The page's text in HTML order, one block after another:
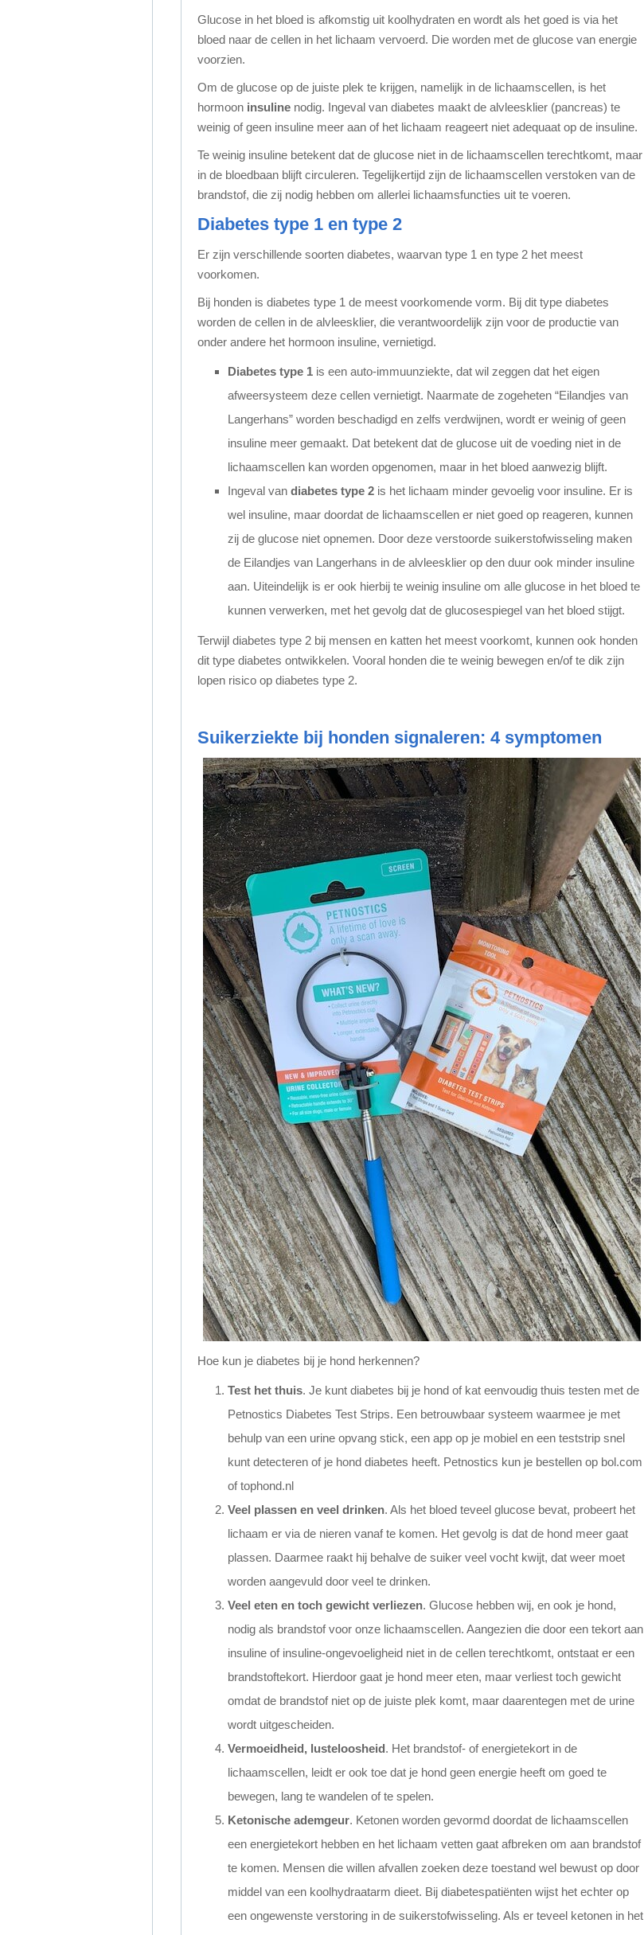
Glucose in het bloed is afkomstig uit koolhydraten en wordt als het goed is via het
bloed naar de cellen in het lichaam vervoerd. Die worden met de glucose van energie
voorzien.
Om de glucose op de juiste plek te krijgen, namelijk in de lichaamscellen, is het
hormoon insuline nodig. Ingeval van diabetes maakt de alvleesklier (pancreas) te
weinig of geen insuline meer aan of het lichaam reageert niet adequaat op de insuline.
Te weinig insuline betekent dat de glucose niet in de lichaamscellen terechtkomt, maar
in de bloedbaan blijft circuleren. Tegelijkertijd zijn de lichaamscellen verstoken van de
brandstof, die zij nodig hebben om allerlei lichaamsfuncties uit te voeren.
Diabetes type 1 en type 2
Er zijn verschillende soorten diabetes, waarvan type 1 en type 2 het meest
voorkomen.
Bij honden is diabetes type 1 de meest voorkomende vorm. Bij dit type diabetes
worden de cellen in de alvleesklier, die verantwoordelijk zijn voor de productie van
onder andere het hormoon insuline, vernietigd.
Diabetes type 1is een auto-immuunziekte, dat wil zeggen dat het eigen
afweersysteem deze cellen vernietigt. Naarmate de zogeheten “Eilandjes van
Langerhans” worden beschadigd en zelfs verdwijnen, wordt er weinig of geen
insuline meer gemaakt. Dat betekent dat de glucose uit de voeding niet in de
lichaamscellen kan worden opgenomen, maar in het bloed aanwezig blijft.
Ingeval van diabetes type 2is het lichaam minder gevoelig voor insuline. Er is
wel insuline, maar doordat de lichaamscellen er niet goed op reageren, kunnen
zij de glucose niet opnemen. Door deze verstoorde suikerstofwisseling maken
de Eilandjes van Langerhans in de alvleesklier op den duur ook minder insuline
aan. Uiteindelijk is er ook hierbij te weinig insuline om alle glucose in het bloed te
kunnen verwerken, met het gevolg dat de glucosespiegel van het bloed stijgt.
Terwijl diabetes type 2 bij mensen en katten het meest voorkomt, kunnen ook honden
dit type diabetes ontwikkelen. Vooral honden die te weinig bewegen en/of te dik zijn
lopen risico op diabetes type 2.
Suikerziekte bij honden signaleren: 4 symptomen
Hoe kun je diabetes bij je hond herkennen?
Test het thuis. Je kunt diabetes bij je hond of kat eenvoudig thuis testen met de
Petnostics Diabetes Test Strips. Een betrouwbaar systeem waarmee je met
behulp van een urine opvang stick, een app op je mobiel en een teststrip snel
kunt detecteren of je hond diabetes heeft. Petnostics kun je bestellen op bol.com
of tophond.nl
Veel plassen en veel drinken. Als het bloed teveel glucose bevat, probeert het
lichaam er via de nieren vanaf te komen. Het gevolg is dat de hond meer gaat
plassen. Daarmee raakt hij behalve de suiker veel vocht kwijt, dat weer moet
worden aangevuld door veel te drinken.
Veel eten en toch gewicht verliezen. Glucose hebben wij, en ook je hond,
nodig als brandstof voor onze lichaamscellen. Aangezien die door een tekort aan
insuline of insuline-ongevoeligheid niet in de cellen terechtkomt, ontstaat er een
brandstoftekort. Hierdoor gaat je hond meer eten, maar verliest toch gewicht
omdat de brandstof niet op de juiste plek komt, maar daarentegen met de urine
wordt uitgescheiden.
Vermoeidheid, lusteloosheid. Het brandstof- of energietekort in de
lichaamscellen, leidt er ook toe dat je hond geen energie heeft om goed te
bewegen, lang te wandelen of te spelen.
Ketonische ademgeur. Ketonen worden gevormd doordat de lichaamscellen
een energietekort hebben en het lichaam vetten gaat afbreken om aan brandstof
te komen. Mensen die willen afvallen zoeken deze toestand wel bewust op door
middel van een koolhydraatarm dieet. Bij diabetespatiënten wijst het echter op
een ongewenste verstoring in de suikerstofwisseling. Als er teveel ketonen in het